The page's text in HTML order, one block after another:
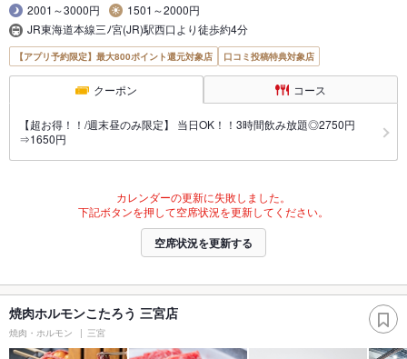
2001～3000円
1501～2000円
JR東海道本線三ﾉ宮(JR)駅西口より徒歩約4分
【アプリ予約限定】最大800ポイント還元対象店 口コミ投稿特典対象店
クーポン コース
【超お得！！/週末昼のみ限定】 当日OK！！3時間飲み放題◎2750円
⇒1650円
カレンダーの更新に失敗しました。
下記ボタンを押して空席状況を更新してください。
空席状況を更新する
焼肉ホルモンこたろう 三宮店
焼肉・ホルモン 三宮